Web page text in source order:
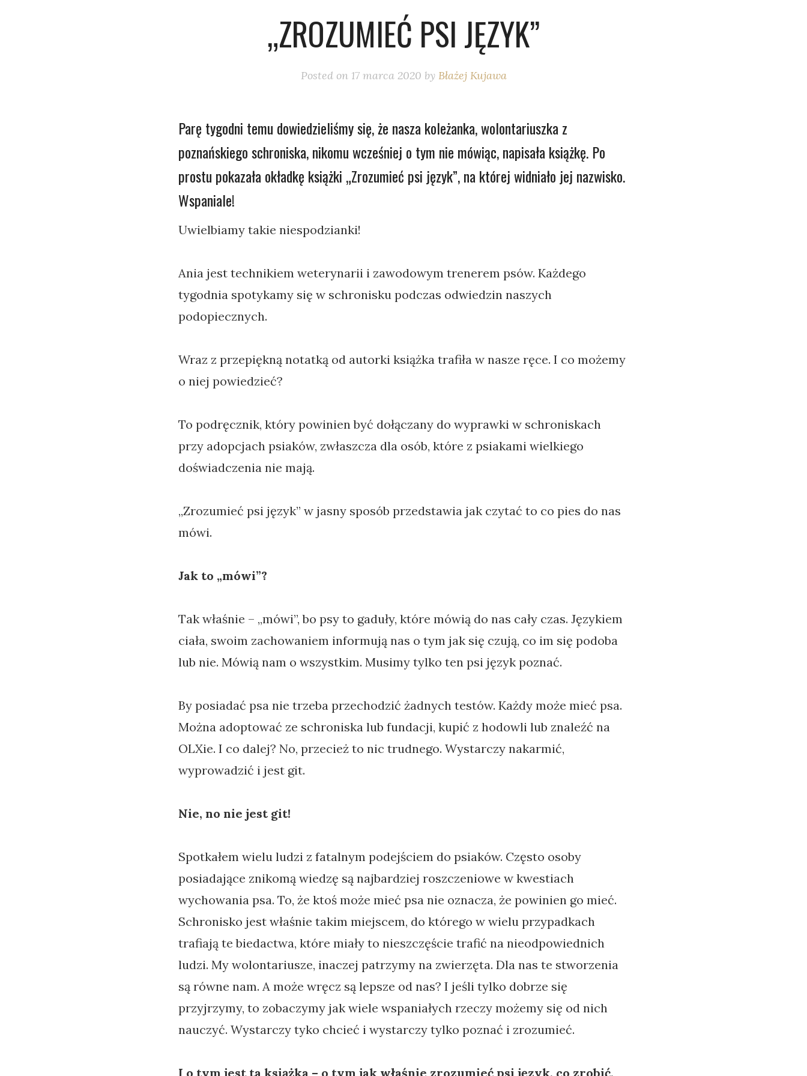
„ZROZUMIEĆ PSI JĘZYK”
Posted on 17 marca 2020 by Błażej Kujawa
Parę tygodni temu dowiedzieliśmy się, że nasza koleżanka, wolontariuszka z
poznańskiego schroniska, nikomu wcześniej o tym nie mówiąc, napisała książkę. Po
prostu pokazała okładkę książki „Zrozumieć psi język”, na której widniało jej nazwisko.
Wspaniale!
Uwielbiamy takie niespodzianki!
Ania jest technikiem weterynarii i zawodowym trenerem psów. Każdego
tygodnia spotykamy się w schronisku podczas odwiedzin naszych
podopiecznych.
Wraz z przepiękną notatką od autorki książka trafiła w nasze ręce. I co możemy
o niej powiedzieć?
To podręcznik, który powinien być dołączany do wyprawki w schroniskach
przy adopcjach psiaków, zwłaszcza dla osób, które z psiakami wielkiego
doświadczenia nie mają.
„Zrozumieć psi język” w jasny sposób przedstawia jak czytać to co pies do nas
mówi.
Jak to „mówi”?
Tak właśnie – „mówi”, bo psy to gaduły, które mówią do nas cały czas. Językiem
ciała, swoim zachowaniem informują nas o tym jak się czują, co im się podoba
lub nie. Mówią nam o wszystkim. Musimy tylko ten psi język poznać.
By posiadać psa nie trzeba przechodzić żadnych testów. Każdy może mieć psa.
Można adoptować ze schroniska lub fundacji, kupić z hodowli lub znaleźć na
OLXie. I co dalej? No, przecież to nic trudnego. Wystarczy nakarmić,
wyprowadzić i jest git.
Nie, no nie jest git!
Spotkałem wielu ludzi z fatalnym podejściem do psiaków. Często osoby
posiadające znikomą wiedzę są najbardziej roszczeniowe w kwestiach
wychowania psa. To, że ktoś może mieć psa nie oznacza, że powinien go mieć.
Schronisko jest właśnie takim miejscem, do którego w wielu przypadkach
trafiają te biedactwa, które miały to nieszczęście trafić na nieodpowiednich
ludzi. My wolontariusze, inaczej patrzymy na zwierzęta. Dla nas te stworzenia
są równe nam. A może wręcz są lepsze od nas? I jeśli tylko dobrze się
przyjrzymy, to zobaczymy jak wiele wspaniałych rzeczy możemy się od nich
nauczyć. Wystarczy tyko chcieć i wystarczy tylko poznać i zrozumieć.
I o tym jest ta książka – o tym jak właśnie zrozumieć psi język, co zrobić,